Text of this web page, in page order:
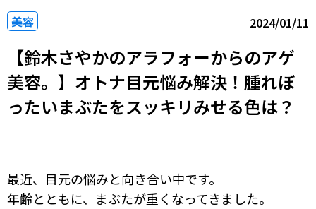
美容 2024/01/11
【鈴木さやかのアラフォーからのアゲ
美容。】オトナ目元悩み解決！腫れぼ
ったいまぶたをスッキリみせる色は？
最近、目元の悩みと向き合い中です。
年齢とともに、まぶたが重くなってきました。